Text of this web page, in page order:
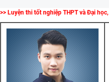
>> Luyện thi tốt nghiệp THPT và Đại học,